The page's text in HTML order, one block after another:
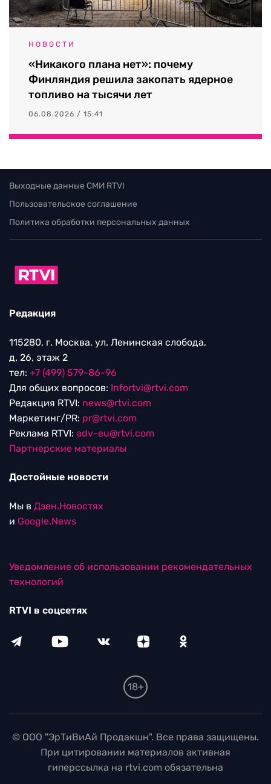
НОВОСТИ
«Никакого плана нет»: почему
Финляндия решила закопать ядерное
топливо на тысячи лет
06.08.2026 / 15:41
Выходные данные СМИ RTVI
Пользовательское соглашение
Политика обработки персональных данных
Редакция
115280, г. Москва, ул. Ленинская слобода,
д. 26, этаж 2
тел: +7 (499) 579-86-96
Для общих вопросов: Infortvi@rtvi.com
Редакция RTVI: news@rtvi.com
Маркетинг/PR: pr@rtvi.com
Реклама RTVI: adv-eu@rtvi.com
Партнерские материалы
Достойные новости
Мы в Дзен.Новостях
и Google.News
Уведомление об использовании рекомендательных
технологий
RTVI в соцсетях
18+
© ООО "ЭрТиВиАй Продакшн". Все права защищены.
При цитировании материалов активная
гиперссылка на rtvi.com обязательна